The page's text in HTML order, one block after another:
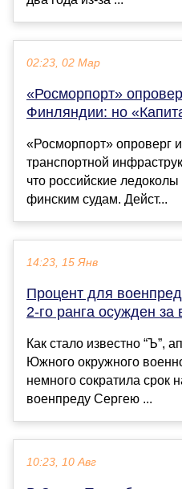
02:23, 02 Мар
«Росморпорт»
Финляндии: но
«Росморпорт» опроверг
транспортной
что российские
финским судам. Дейст...
14:23, 15 Янв
Процент для
2-го ранга осужден за
Как стало известно “Ъ”,
Южного окружного
немного сократила срок
военпреду Сергею ...
10:23, 10 Авг